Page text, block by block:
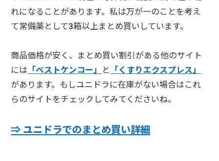
れになることがあります。私は万が一のことを考え
て常備薬として3箱以上まとめ買いしています。
商品価格が安く、まとめ買い割引がある他のサイト
には 「ベストケンコー」 と 「くすりエクスプレス」
があります。もしユニドラに在庫がない場合はこれ
らのサイトをチェックしてみてくださいね。
⇒ ユニドラでのまとめ買い詳細